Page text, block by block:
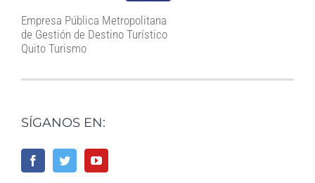
Empresa Pública Metropolitana
de Gestión de Destino Turístico
Quito Turismo
SÍGANOS EN: